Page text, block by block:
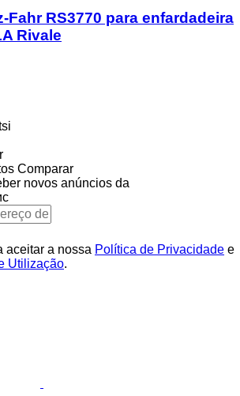
Fahr RS3770 para enfardadeira
Rivale
Comparar
novos anúncios da
aceitar a nossa Política de Privacidade e
Utilização.